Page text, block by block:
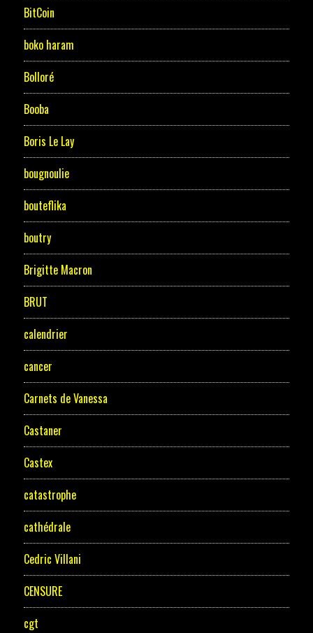
BitCoin
boko haram
Bolloré
Booba
Boris Le Lay
bougnoulie
bouteflika
boutry
Brigitte Macron
BRUT
calendrier
cancer
Carnets de Vanessa
Castaner
Castex
catastrophe
cathédrale
Cedric Villani
CENSURE
cgt